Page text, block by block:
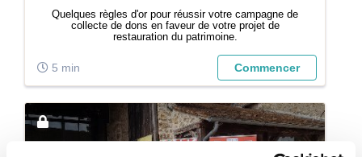
Quelques règles d'or pour réussir votre campagne de
collecte de dons en faveur de votre projet de
restauration du patrimoine.
5 min Commencer